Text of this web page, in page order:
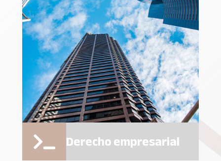
 Derecho empresarial